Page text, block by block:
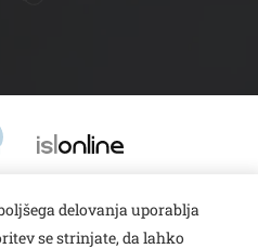
delovanja uporablja
se strinjate, da lahko